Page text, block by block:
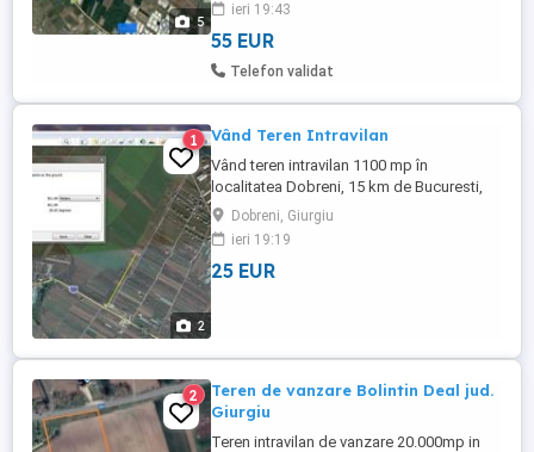
5
centre comerciale precum Carrefour, Lidl,
Mega Image ...
ieri 19:43
55 EUR
Telefon validat
2
1 Vând Teren Intravilan
Vând teren intravilan 1100 mp în
localitatea Dobreni, 15 km de Bucuresti,
lângă lac Dobreni, 25 euro mp. Pret
negociabil
Dobreni, Giurgiu
ieri 19:19
25 EUR
2
Teren de vanzare Bolintin Deal jud.
Giurgiu
Teren intravilan de vanzare 20.000mp in